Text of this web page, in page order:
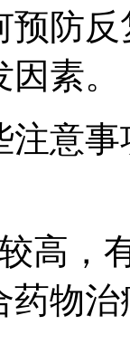
预防
素。
注意
高，
药物